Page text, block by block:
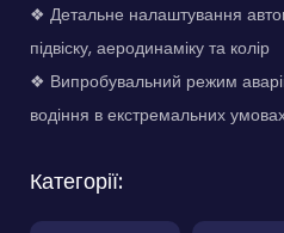
❖ Детальне налаштування
підвіску, аеродинаміку та колір
❖ Випробувальний режим
водіння в екстремальних
Категорії: